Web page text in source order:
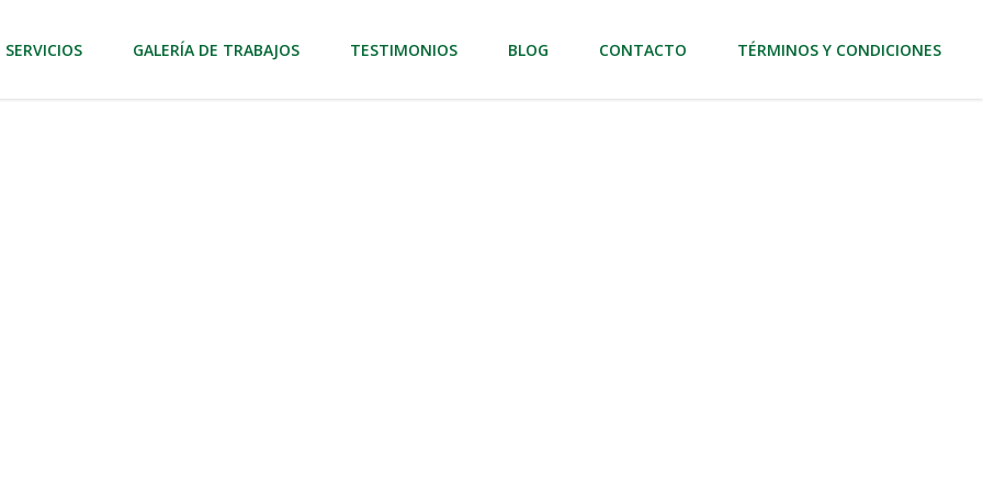
SERVICIOS GALERÍA DE TRABAJOS TESTIMONIOS BLOG CONTACTO TÉRMINOS Y CONDICIONES